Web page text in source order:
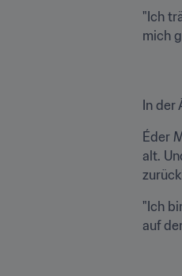
"Ich
mich
In
Éder
alt.
"Ich
auf